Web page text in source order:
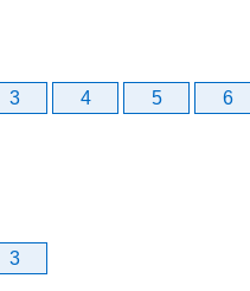
3 4 5 6
3